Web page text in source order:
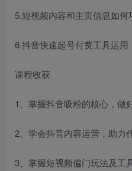
5.短视频内容和主页信息如何
6.抖音快速起号付费工具运用
课程收获
1、掌握抖音吸粉的核心，做
2、学会抖音内容运营，助力
3、掌握短视频偏门玩法及工